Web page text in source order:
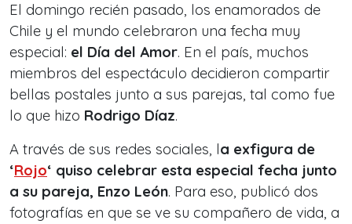
El domingo recién pasado, los enamorados de
Chile y el mundo celebraron una fecha muy
especial: el Día del Amor. En el país, muchos
miembros del espectáculo decidieron compartir
bellas postales junto a sus parejas, tal como fue
lo que hizo Rodrigo Díaz.
A través de sus redes sociales, la exfigura de
‘Rojo‘ quiso celebrar esta especial fecha junto
a su pareja, Enzo León. Para eso, publicó dos
fotografías en que se ve su compañero de vida, a